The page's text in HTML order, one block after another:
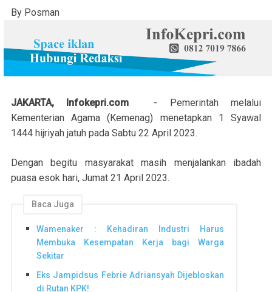
By Posman
JAKARTA, Infokepri.com
- Pemerintah melalui
Kementerian Agama (Kemenag) menetapkan 1 Syawal
1444 hijriyah jatuh pada Sabtu 22 April 2023.
Dengan begitu masyarakat masih menjalankan ibadah
puasa esok hari, Jumat 21 April 2023.
Baca Juga
Wamenaker : Kehadiran Industri Harus
Membuka Kesempatan Kerja bagi Warga
Sekitar
Eks Jampidsus Febrie Adriansyah Dijebloskan
di Rutan KPK!